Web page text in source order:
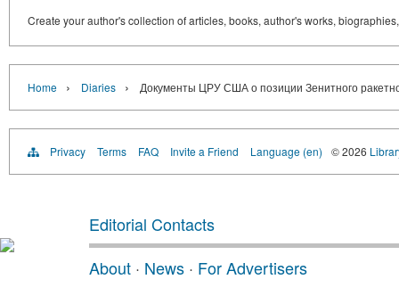
Create your author's collection of articles, books, author's works,
Home › Diaries › Документы ЦРУ США о позиции Зенитного
Privacy Terms FAQ Invite a Friend Language (en) © 2026
Editorial Contacts
About · News · For Advertisers